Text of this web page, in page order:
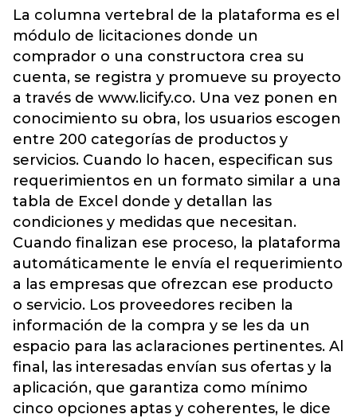
La columna vertebral de la plataforma es el
módulo de licitaciones donde un
comprador o una constructora crea su
cuenta, se registra y promueve su proyecto
a través de www.licify.co. Una vez ponen en
conocimiento su obra, los usuarios escogen
entre 200 categorías de productos y
servicios. Cuando lo hacen, especifican sus
requerimientos en un formato similar a una
tabla de Excel donde y detallan las
condiciones y medidas que necesitan.
Cuando finalizan ese proceso, la plataforma
automáticamente le envía el requerimiento
a las empresas que ofrezcan ese producto
o servicio. Los proveedores reciben la
información de la compra y se les da un
espacio para las aclaraciones pertinentes. Al
final, las interesadas envían sus ofertas y la
aplicación, que garantiza como mínimo
cinco opciones aptas y coherentes, le dice